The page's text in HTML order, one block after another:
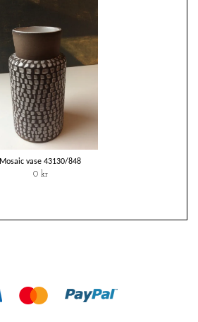
Mosaic vase 43130/848
0 kr